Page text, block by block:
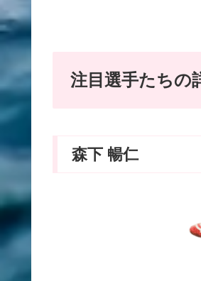
注目選手たちの
森下 暢仁